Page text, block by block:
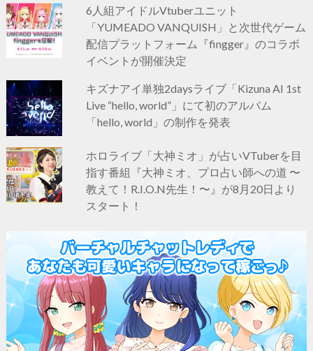
6人組アイドルVtuberユニット
「YUMEADO VANQUISH」と次世代ゲーム
配信プラットフォーム『fingger』のコラボ
イベントが開催決定
キズナアイ単独2daysライブ「Kizuna AI 1st
Live “hello, world”」にて初のアルバム
「hello, world」の制作を発表
ホロライブ「大神ミオ」が占いVTuberを目
指す番組『大神ミオ、プロ占い師への道 〜
教えて！R.I.O.N先生！〜』が8月20日より
スタート！